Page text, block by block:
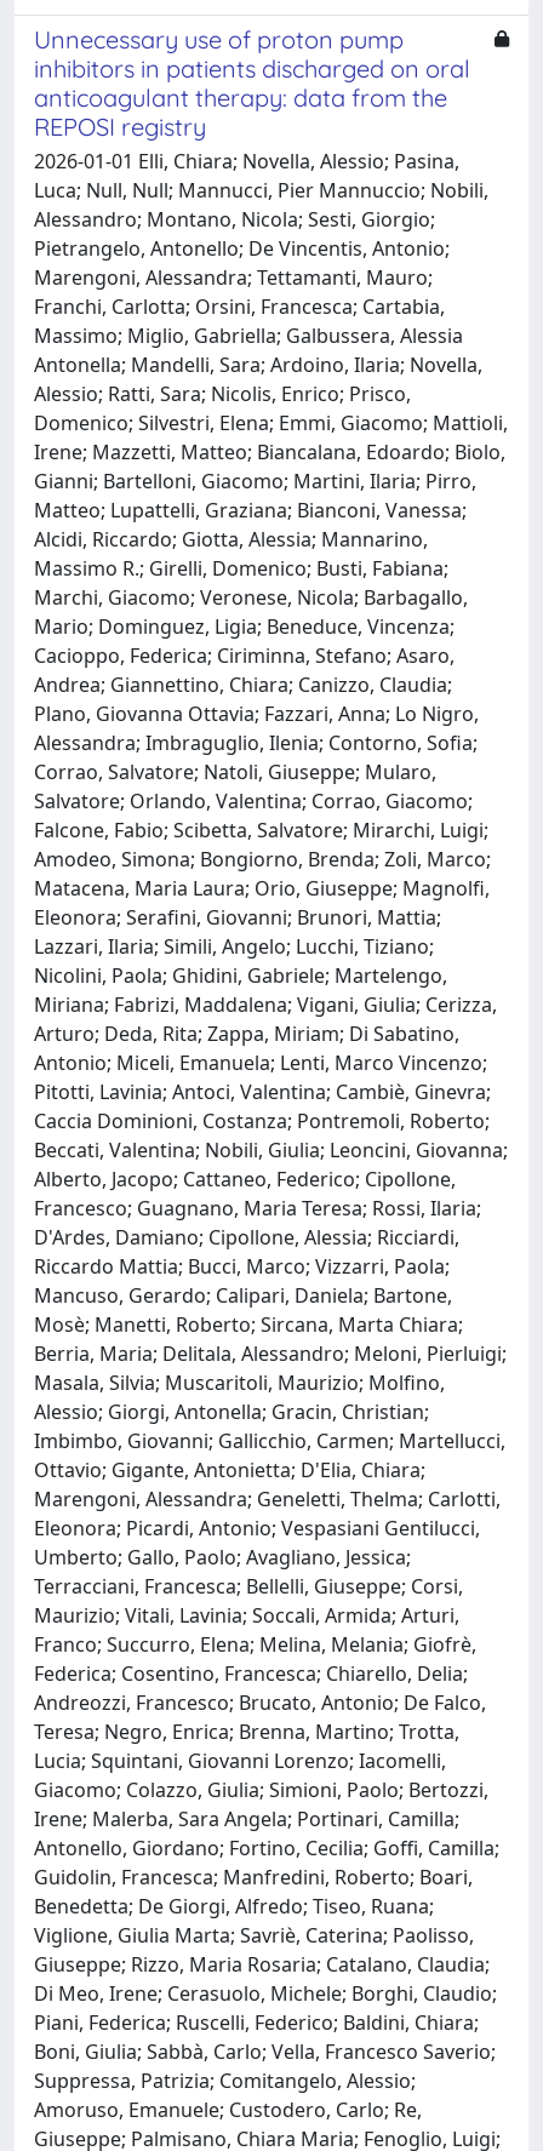
Unnecessary use of proton pump
inhibitors in patients discharged on oral
anticoagulant therapy: data from the
REPOSI registry
2026-01-01 Elli, Chiara; Novella, Alessio; Pasina,
Luca; Null, Null; Mannucci, Pier Mannuccio; Nobili,
Alessandro; Montano, Nicola; Sesti, Giorgio;
Pietrangelo, Antonello; De Vincentis, Antonio;
Marengoni, Alessandra; Tettamanti, Mauro;
Franchi, Carlotta; Orsini, Francesca; Cartabia,
Massimo; Miglio, Gabriella; Galbussera, Alessia
Antonella; Mandelli, Sara; Ardoino, Ilaria; Novella,
Alessio; Ratti, Sara; Nicolis, Enrico; Prisco,
Domenico; Silvestri, Elena; Emmi, Giacomo; Mattioli,
Irene; Mazzetti, Matteo; Biancalana, Edoardo; Biolo,
Gianni; Bartelloni, Giacomo; Martini, Ilaria; Pirro,
Matteo; Lupattelli, Graziana; Bianconi, Vanessa;
Alcidi, Riccardo; Giotta, Alessia; Mannarino,
Massimo R.; Girelli, Domenico; Busti, Fabiana;
Marchi, Giacomo; Veronese, Nicola; Barbagallo,
Mario; Dominguez, Ligia; Beneduce, Vincenza;
Cacioppo, Federica; Ciriminna, Stefano; Asaro,
Andrea; Giannettino, Chiara; Canizzo, Claudia;
Plano, Giovanna Ottavia; Fazzari, Anna; Lo Nigro,
Alessandra; Imbraguglio, Ilenia; Contorno, Sofia;
Corrao, Salvatore; Natoli, Giuseppe; Mularo,
Salvatore; Orlando, Valentina; Corrao, Giacomo;
Falcone, Fabio; Scibetta, Salvatore; Mirarchi, Luigi;
Amodeo, Simona; Bongiorno, Brenda; Zoli, Marco;
Matacena, Maria Laura; Orio, Giuseppe; Magnolfi,
Eleonora; Serafini, Giovanni; Brunori, Mattia;
Lazzari, Ilaria; Simili, Angelo; Lucchi, Tiziano;
Nicolini, Paola; Ghidini, Gabriele; Martelengo,
Miriana; Fabrizi, Maddalena; Vigani, Giulia; Cerizza,
Arturo; Deda, Rita; Zappa, Miriam; Di Sabatino,
Antonio; Miceli, Emanuela; Lenti, Marco Vincenzo;
Pitotti, Lavinia; Antoci, Valentina; Cambiè, Ginevra;
Caccia Dominioni, Costanza; Pontremoli, Roberto;
Beccati, Valentina; Nobili, Giulia; Leoncini, Giovanna;
Alberto, Jacopo; Cattaneo, Federico; Cipollone,
Francesco; Guagnano, Maria Teresa; Rossi, Ilaria;
D'Ardes, Damiano; Cipollone, Alessia; Ricciardi,
Riccardo Mattia; Bucci, Marco; Vizzarri, Paola;
Mancuso, Gerardo; Calipari, Daniela; Bartone,
Mosè; Manetti, Roberto; Sircana, Marta Chiara;
Berria, Maria; Delitala, Alessandro; Meloni, Pierluigi;
Masala, Silvia; Muscaritoli, Maurizio; Molfino,
Alessio; Giorgi, Antonella; Gracin, Christian;
Imbimbo, Giovanni; Gallicchio, Carmen; Martellucci,
Ottavio; Gigante, Antonietta; D'Elia, Chiara;
Marengoni, Alessandra; Geneletti, Thelma; Carlotti,
Eleonora; Picardi, Antonio; Vespasiani Gentilucci,
Umberto; Gallo, Paolo; Avagliano, Jessica;
Terracciani, Francesca; Bellelli, Giuseppe; Corsi,
Maurizio; Vitali, Lavinia; Soccali, Armida; Arturi,
Franco; Succurro, Elena; Melina, Melania; Giofrè,
Federica; Cosentino, Francesca; Chiarello, Delia;
Andreozzi, Francesco; Brucato, Antonio; De Falco,
Teresa; Negro, Enrica; Brenna, Martino; Trotta,
Lucia; Squintani, Giovanni Lorenzo; Iacomelli,
Giacomo; Colazzo, Giulia; Simioni, Paolo; Bertozzi,
Irene; Malerba, Sara Angela; Portinari, Camilla;
Antonello, Giordano; Fortino, Cecilia; Goffi, Camilla;
Guidolin, Francesca; Manfredini, Roberto; Boari,
Benedetta; De Giorgi, Alfredo; Tiseo, Ruana;
Viglione, Giulia Marta; Savriè, Caterina; Paolisso,
Giuseppe; Rizzo, Maria Rosaria; Catalano, Claudia;
Di Meo, Irene; Cerasuolo, Michele; Borghi, Claudio;
Piani, Federica; Ruscelli, Federico; Baldini, Chiara;
Boni, Giulia; Sabbà, Carlo; Vella, Francesco Saverio;
Suppressa, Patrizia; Comitangelo, Alessio;
Amoruso, Emanuele; Custodero, Carlo; Re,
Giuseppe; Palmisano, Chiara Maria; Fenoglio, Luigi;